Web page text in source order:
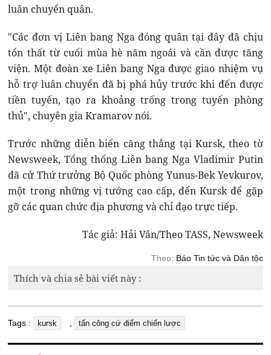
luân chuyển quân.
"Các đơn vị Liên bang Nga đóng quân tại đây đã chịu
tổn thất từ cuối mùa hè năm ngoái và cần được tăng
viện. Một đoàn xe Liên bang Nga được giao nhiệm vụ
hỗ trợ luân chuyển đã bị phá hủy trước khi đến được
tiền tuyến, tạo ra khoảng trống trong tuyến phòng
thủ", chuyên gia Kramarov nói.
Trước những diễn biến căng thẳng tại Kursk, theo tờ
Newsweek, Tổng thống Liên bang Nga Vladimir Putin
đã cử Thứ trưởng Bộ Quốc phòng Yunus-Bek Yevkurov,
một trong những vị tướng cao cấp, đến Kursk để gặp
gỡ các quan chức địa phương và chỉ đạo trực tiếp.
Tác giả: Hải Vân/Theo TASS, Newsweek
Theo: Báo Tin tức và Dân tộc
Thích và chia sẻ bài viết này :
Tags : kursk tấn công cứ điểm chiến lược